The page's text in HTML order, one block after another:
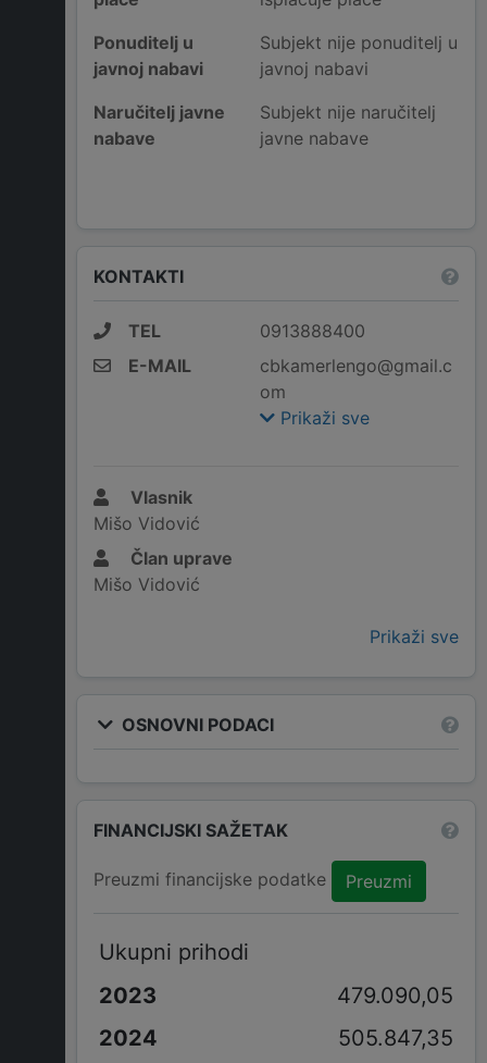
Ponuditelj u
javnoj nabavi
Subjekt nije ponuditelj u
javnoj nabavi
Naručitelj javne
nabave
Subjekt nije naručitelj
javne nabave
KONTAKTI
TEL
0913888400
E-MAIL
cbkamerlengo@gmail.c
om
Prikaži sve
Vlasnik
Mišo Vidović
Član uprave
Mišo Vidović
Prikaži sve
OSNOVNI PODACI
FINANCIJSKI SAŽETAK
Preuzmi financijske podatke Preuzmi
Ukupni prihodi
479.090,05
505.847,35